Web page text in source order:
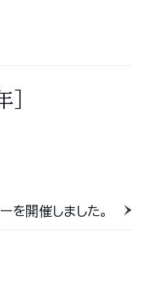
を開催しました。